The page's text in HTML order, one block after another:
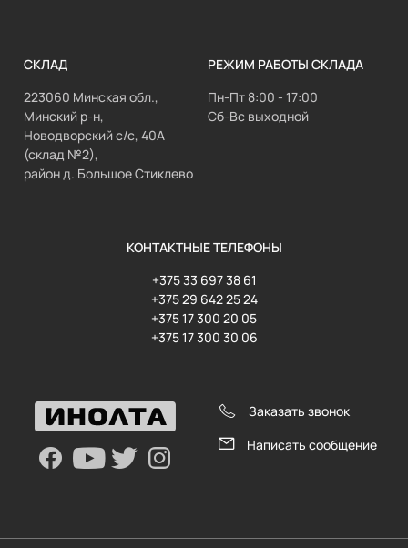
СКЛАД
223060 Минская обл.,
Минский р-н,
Новодворский с/с, 40А
(склад №2),
район д. Большое Стиклево
РЕЖИМ РАБОТЫ СКЛАДА
Пн-Пт 8:00 - 17:00
Сб-Вс выходной
КОНТАКТНЫЕ ТЕЛЕФОНЫ
+375 33 697 38 61
+375 29 642 25 24
+375 17 300 20 05
+375 17 300 30 06
Заказать звонок
Написать сообщение